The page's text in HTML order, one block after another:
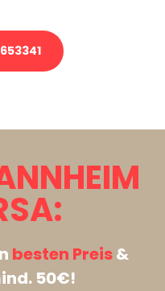
besten Preis&
50€!